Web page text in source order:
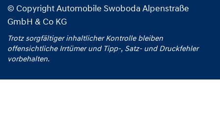
© Copyright Automobile Swoboda Alpenstraße
GmbH & Co KG
Trotz sorgfältiger inhaltlicher Kontrolle bleiben
offensichtliche Irrtümer und Tipp‑, Satz‑ und Druckfehler
vorbehalten.